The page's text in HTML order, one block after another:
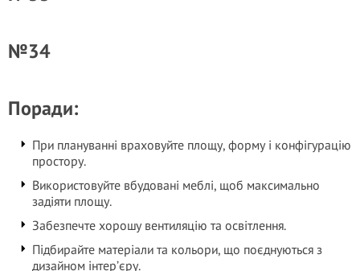
№34
Поради:
При плануванні враховуйте площу, форму і конфігурацію
простору.
Використовуйте вбудовані меблі, щоб максимально
задіяти площу.
Забезпечте хорошу вентиляцію та освітлення.
Підбирайте матеріали та кольори, що поєднуються з
дизайном інтер’єру.